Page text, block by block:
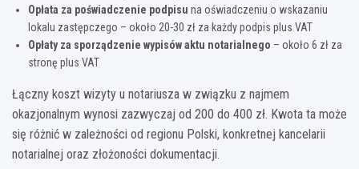
Opłata za poświadczenie podpisu na oświadczeniu o wskazaniu
lokalu zastępczego – około 20-30 zł za każdy podpis plus VAT
Opłaty za sporządzenie wypisów aktu notarialnego – około 6 zł za
stronę plus VAT
Łączny koszt wizyty u notariusza w związku z najmem
okazjonalnym wynosi zazwyczaj od 200 do 400 zł. Kwota ta może
się różnić w zależności od regionu Polski, konkretnej kancelarii
notarialnej oraz złożoności dokumentacji.